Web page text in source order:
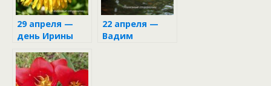
29 апреля —
день Ирины
22 апреля —
Вадим